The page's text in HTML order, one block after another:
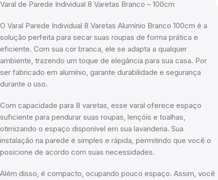
Varal de Parede Individual 8 Varetas Branco – 100cm
O Varal Parede Individual 8 Varetas Alumínio Branco 100cm é a
solução perfeita para secar suas roupas de forma prática e
eficiente. Com sua cor branca, ele se adapta a qualquer
ambiente, trazendo um toque de elegância para sua casa. Por
ser fabricado em alumínio, garante durabilidade e segurança
durante o uso.
Com capacidade para 8 varetas, esse varal oferece espaço
suficiente para pendurar suas roupas, lençóis e toalhas,
otimizando o espaço disponível em sua lavanderia. Sua
instalação na parede é simples e rápida, permitindo que você o
posicione de acordo com suas necessidades.
Além disso, é compacto, ocupando pouco espaço. Assim, você